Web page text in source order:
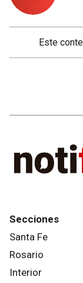
Este
Secciones
Santa Fe
Rosario
Interior